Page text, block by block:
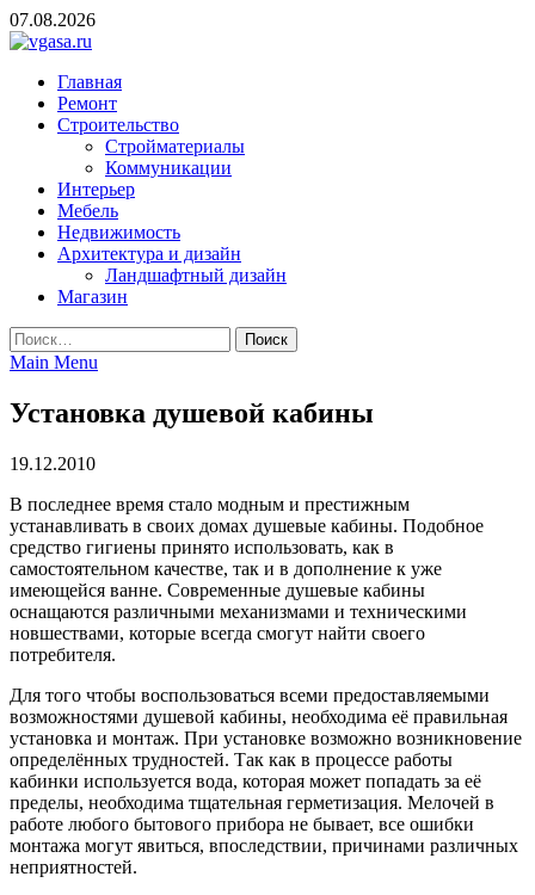
Skip
to
07.08.2026
vgasa.ru
Строительный журнал. Всё о строительстве и ремонтах
Главная
Ремонт
Строительство
Стройматериалы
Коммуникации
Интерьер
Мебель
Недвижимость
Архитектура и дизайн
Ландшафтный дизайн
Магазин
Найти:
Main Menu
Установка душевой кабины
19.12.2010
В последнее время стало модным и престижным
устанавливать в своих домах душевые кабины. Подобное
средство гигиены принято использовать, как в
самостоятельном качестве, так и в дополнение к уже
имеющейся ванне. Современные душевые кабины
оснащаются различными механизмами и техническими
новшествами, которые всегда смогут найти своего
потребителя.
Для того чтобы воспользоваться всеми предоставляемыми
возможностями душевой кабины, необходима её правильная
установка и монтаж. При установке возможно возникновение
определённых трудностей. Так как в процессе работы
кабинки используется вода, которая может попадать за её
пределы, необходима тщательная герметизация. Мелочей в
работе любого бытового прибора не бывает, все ошибки
монтажа могут явиться, впоследствии, причинами различных
неприятностей.